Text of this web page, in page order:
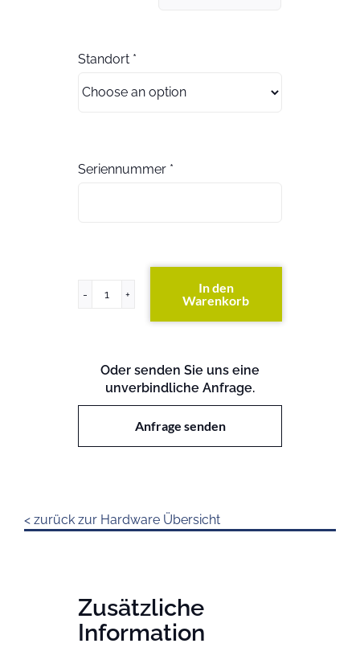
Standort *
Seriennummer *
PRIMERGY
In den
Warenkorb
Oder senden Sie uns eine
unverbindliche Anfrage.
Anfrage senden
< zurück zur Hardware Übersicht
Zusätzliche
Information